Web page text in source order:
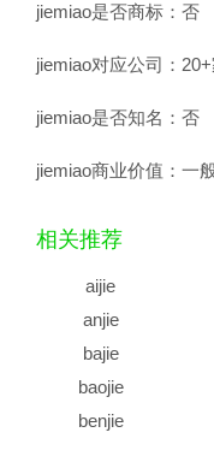
jiemiao是否商标： 否
jiemiao对应公司：
jiemiao是否知名： 否
jiemiao商业价值： 一
相关推荐
aijie
anjie
bajie
baojie
benjie